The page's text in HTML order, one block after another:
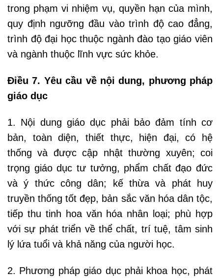
trong phạm vi nhiệm vụ, quyền hạn của mình,
quy định ngưỡng đầu vào trình độ cao đẳng,
trình độ đại học thuộc ngành đào tạo giáo viên
và ngành thuộc lĩnh vực sức khỏe.
Điều 7. Yêu cầu về nội dung, phương pháp
giáo dục
1. Nội dung giáo dục phải bảo đảm tính cơ
bản, toàn diện, thiết thực, hiện đại, có hệ
thống và được cập nhật thường xuyên; coi
trọng giáo dục tư tưởng, phẩm chất đạo đức
và ý thức công dân; kế thừa và phát huy
truyền thống tốt đẹp, bản sắc văn hóa dân tộc,
tiếp thu tinh hoa văn hóa nhân loại; phù hợp
với sự phát triển về thể chất, trí tuệ, tâm sinh
lý lứa tuổi và khả năng của người học.
2. Phương pháp giáo dục phải khoa học, phát